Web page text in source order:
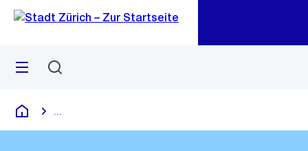
Navigation
Sprunglink
Menü
Deutsch